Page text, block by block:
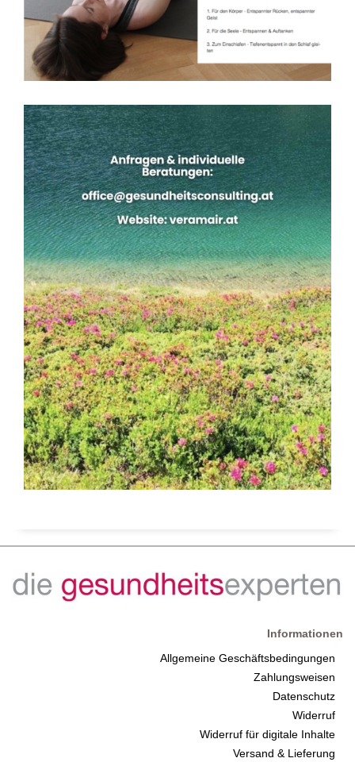
Informationen
Allgemeine Geschäftsbedingungen
Zahlungsweisen
Datenschutz
Widerruf
Widerruf für digitale Inhalte
Versand & Lieferung